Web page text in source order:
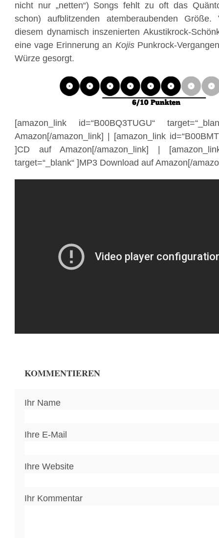
nicht nur „netten“) Songs fehlt zu oft das
schon) aufblitzenden atemberaubenden
diesem dynamisch inszenierten Akustikrock-
eine vage Erinnerung an KojisPunkrock-
Würze gesorgt.
[amazon_link id=“B00BQ3TUGU“
Amazon[/amazon_link] | [amazon_link
]CD auf Amazon[/amazon_link] | [amazon_link
target=“_blank“ ]MP3 Download auf Amazon[/
KOMMENTIEREN
Ihr Name
Ihre E-Mail
Ihre Website
Ihr Kommentar